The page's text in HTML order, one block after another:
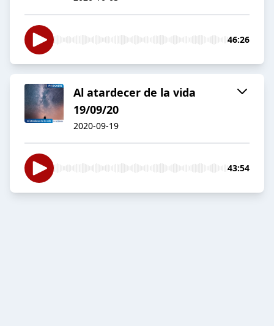
46:26
Al atardecer de la vida
19/09/20
2020-09-19
43:54